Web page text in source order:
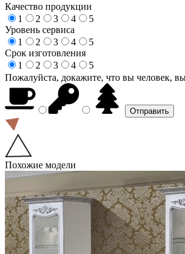
Качество продукции
1
2 3 4
5
Уровень сервиса
1
2 3 4
5
Срок изготовления
1
2 3 4
5
Пожалуйста, докажите, что вы человек,
Похожие модели